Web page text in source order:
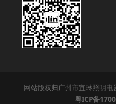
网站版权归广州市宜琳照明电
粤ICP备